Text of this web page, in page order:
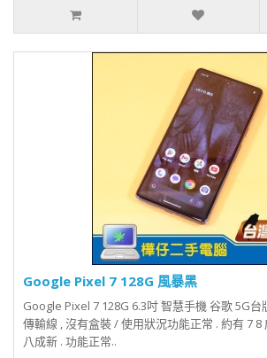
Google Pixel 7 128G 風暴黑
Google Pixel 7 128G 6.3吋 智慧手機 谷歌 5G台
傳輸線 , 沒有盒裝 / 使用狀況功能正常 . 約有 7 8
八成新 . 功能正常..